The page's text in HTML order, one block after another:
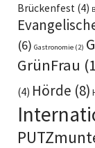
Brückenfest (4)
(6) Gastronomie (2)
GrünFrau
(4) Hörde (8)